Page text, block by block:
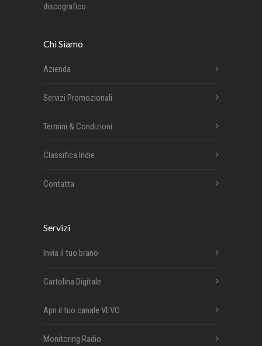
discografico.
Chi Siamo
Azienda
Servizi Promozionali
Termini & Condizioni
Classifica Indie
Contatta
Servizi
Invia il tuo brano
Cartolina Digitale
Apri il tuo canale VEVO
Monitoring Radio